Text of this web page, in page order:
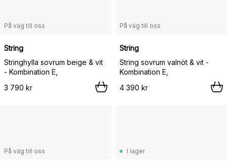
På väg till oss
String
Stringhylla sovrum beige & vit
- Kombination E,
3 790 kr
På väg till oss
String
String sovrum valnöt & vit -
Kombination E,
4 390 kr
På väg till oss I lager